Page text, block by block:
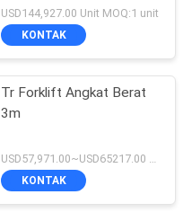
Ton
USD144,927.00 Unit MOQ:1 unit
KONTAK
Tr Forklift Angkat Berat
3m
USD57,971.00~USD65217.00 unit MOQ:1 unit
KONTAK